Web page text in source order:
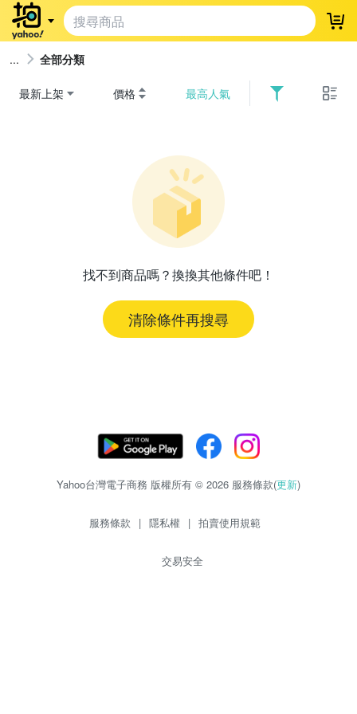
登
全部分類
最新上架 價格 最高人氣
找不到商品嗎？換換其他條件吧！
清除條件再搜尋
Yahoo台灣電子商務 版權所有 © 2026 服務條款(更新)
服務條款 | 隱私權 | 拍賣使用規範
交易安全